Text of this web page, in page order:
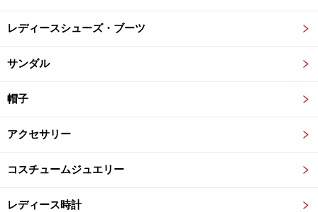
レディースシューズ・ブーツ
サンダル
帽子
アクセサリー
コスチュームジュエリー
レディース時計